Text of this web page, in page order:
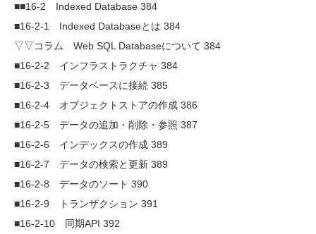
■■16-2 Indexed Database 384
■16-2-1 Indexed Databaseとは 384
▽▽コラム Web SQL Databaseについて 384
■16-2-2 インフラストラクチャ 384
■16-2-3 データベースに接続 385
■16-2-4 オブジェクトストアの作成 386
■16-2-5 データの追加・削除・参照 387
■16-2-6 インデックスの作成 389
■16-2-7 データの検索と更新 389
■16-2-8 データのソート 390
■16-2-9 トランザクション 391
■16-2-10 同期API 392